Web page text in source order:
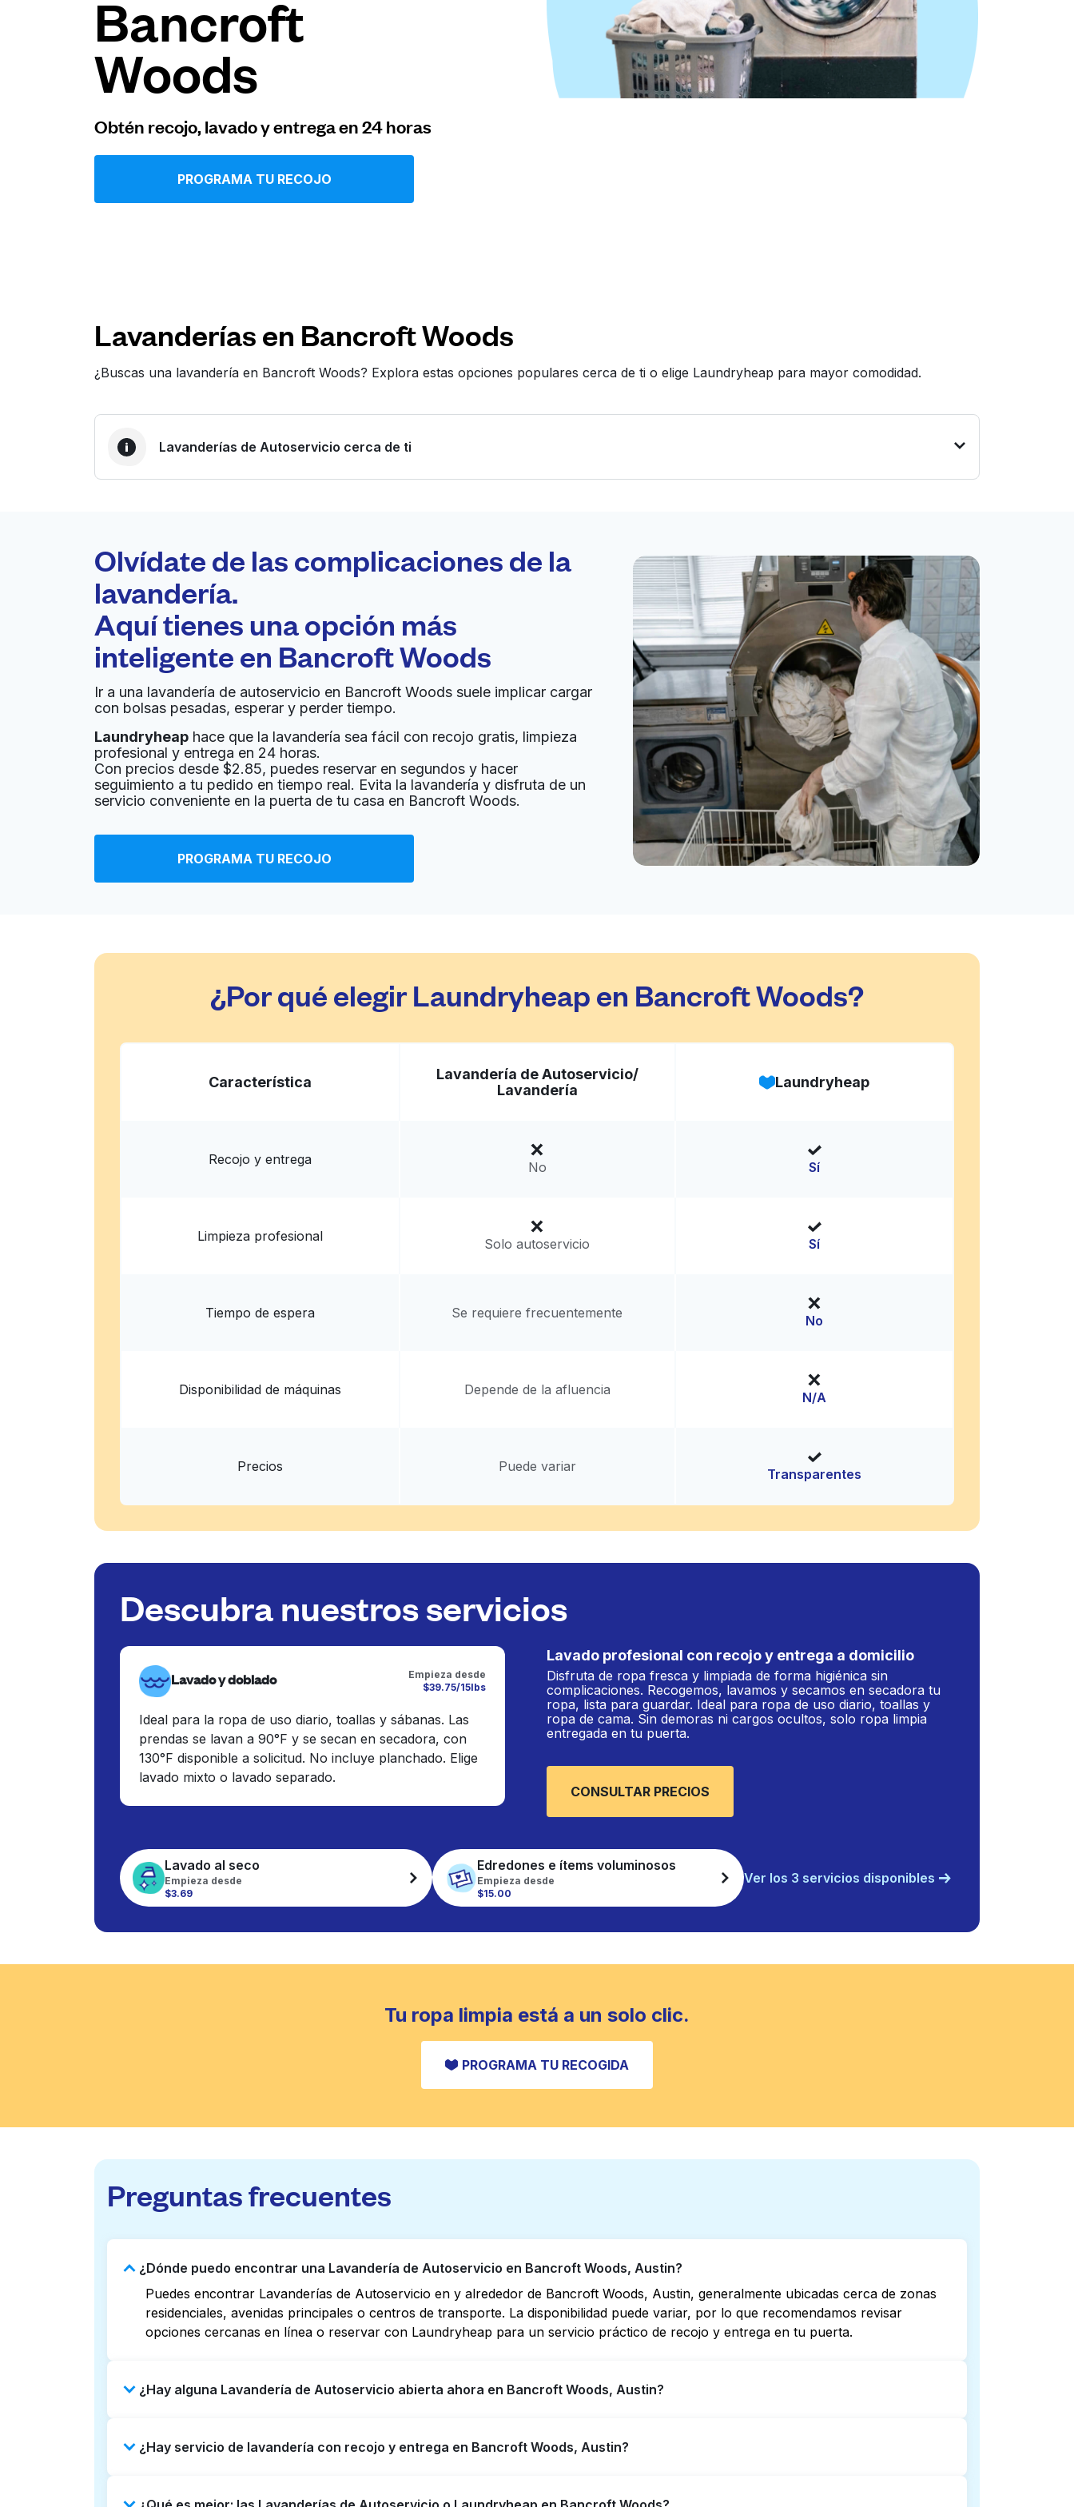
Iniciar sesión
Descarga nuestra app
Bancroft
Woods
Obtén recojo, lavado y entrega en 24 horas
PROGRAMA TU RECOJO
Lavanderías en Bancroft Woods
¿Buscas una lavandería en Bancroft Woods? Explora estas opciones populares cerca de ti o elige Laundryheap para mayor comodidad.
Lavanderías de Autoservicio cerca de ti
Recojo y entrega a en la
puerta de casa
Abierto 24/7
Jack Brown Cleaners
8638 Spicewood Springs Rd, Austin, TX 78759, United States
? min
Calcular la distancia
Mostrar número
desconocido
Friendly Laundry Ir al sitio web
Calcular la distancia
Mostrar número
Entrega a domicilio: desconocido
Olvídate de las complicaciones de la
lavandería.
Aquí tienes una opción más
inteligente en Bancroft Woods
Ir a una lavandería de autoservicio en Bancroft Woods suele implicar cargar
con bolsas pesadas, esperar y perder tiempo.
Laundryheap hace que la lavandería sea fácil con recojo gratis, limpieza
profesional y entrega en 24 horas.
Con precios desde $2.85, puedes reservar en segundos y hacer
seguimiento a tu pedido en tiempo real. Evita la lavandería y disfruta de un
servicio conveniente en la puerta de tu casa en Bancroft Woods.
PROGRAMA TU RECOJO
¿Por qué elegir Laundryheap en Bancroft Woods?
Característica
Lavandería de Autoservicio/
Lavandería
Laundryheap
Recojo y entrega No Sí
Limpieza profesional Solo autoservicio Sí
Tiempo de espera Se requiere frecuentemente No
Disponibilidad de máquinas Depende de la afluencia N/A
Precios Puede variar Transparentes
Descubra nuestros servicios
Lavado y doblado
Empieza desde
$39.75/15lbs
Ideal para la ropa de uso diario, toallas y sábanas. Las
prendas se lavan a 90°F y se secan en secadora, con
130°F disponible a solicitud. No incluye planchado. Elige
lavado mixto o lavado separado.
Lavado profesional con recojo y entrega a domicilio
Disfruta de ropa fresca y limpiada de forma higiénica sin
complicaciones. Recogemos, lavamos y secamos en secadora tu
ropa, lista para guardar. Ideal para ropa de uso diario, toallas y
ropa de cama. Sin demoras ni cargos ocultos, solo ropa limpia
entregada en tu puerta.
CONSULTAR PRECIOS
Lavado al seco
Empieza desde
$3.69
Edredones e ítems voluminosos
Empieza desde
$15.00
Ver los 3 servicios disponibles
Tu ropa limpia está a un solo clic.
PROGRAMA TU RECOGIDA
Preguntas frecuentes
¿Dónde puedo encontrar una Lavandería de Autoservicio en Bancroft Woods, Austin?
Puedes encontrar Lavanderías de Autoservicio en y alrededor de Bancroft Woods, Austin, generalmente ubicadas cerca de zonas
residenciales, avenidas principales o centros de transporte. La disponibilidad puede variar, por lo que recomendamos revisar
opciones cercanas en línea o reservar con Laundryheap para un servicio práctico de recojo y entrega en tu puerta.
¿Hay alguna Lavandería de Autoservicio abierta ahora en Bancroft Woods, Austin?
Revisar listados o mapas en línea puede ayudarte a encontrar rápidamente la ubicación abierta más cercana. Como alternativa,
¿Hay servicio de lavandería con recojo y entrega en Bancroft Woods, Austin?